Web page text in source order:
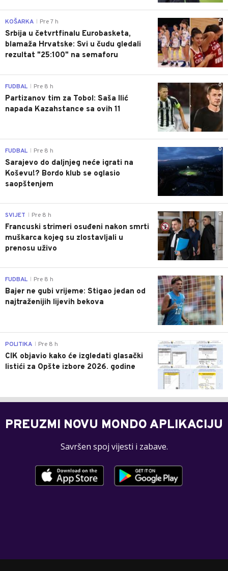
0
KOŠARKA Pre 7 h
Srbija u četvrtfinalu Eurobasketa,
blamaža Hrvatske: Svi u čudu gledali
rezultat "25:100" na semaforu
0
FUDBAL Pre 8 h
Partizanov tim za Tobol: Saša Ilić
napada Kazahstance sa ovih 11
0
FUDBAL Pre 8 h
Sarajevo do daljnjeg neće igrati na
Koševu!? Bordo klub se oglasio
saopštenjem
0
SVIJET Pre 8 h
Francuski strimeri osuđeni nakon smrti
muškarca kojeg su zlostavljali u
prenosu uživo
0
FUDBAL Pre 8 h
Bajer ne gubi vrijeme: Stigao jedan od
najtraženijih lijevih bekova
0
POLITIKA Pre 8 h
CIK objavio kako će izgledati glasački
listići za Opšte izbore 2026. godine
PREUZMI NOVU MONDO APLIKACIJU
Savršen spoj vijesti i zabave.